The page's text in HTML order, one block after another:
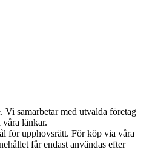
samarbetar med utvalda företag
länkar.
för upphovsrätt. För köp via våra
får endast användas efter